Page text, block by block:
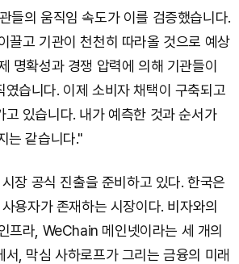
들의 움직임 속도가 이를 검증했습니다.
끌고 기관이 천천히 따라올 것으로 예상
명확성과 경쟁 압력에 의해 기관들이
였습니다. 이제 소비자 채택이 구축되고
고 있습니다. 내가 예측한 것과 순서가
는 같습니다."
장 공식 진출을 준비하고 있다. 한국은
용자가 존재하는 시장이다. 비자와의
프라, WeChain 메인넷이라는 세 개의
서, 막심 사하로프가 그리는 금융의 미래